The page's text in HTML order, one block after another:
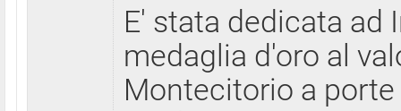
E' stata dedicata ad
medaglia d'oro al
Montecitorio a